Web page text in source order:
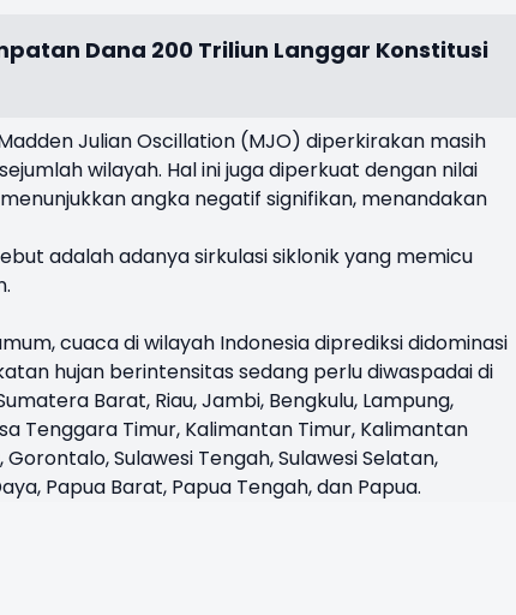
Dana 200 Triliun Langgar Konstitusi
Julian Oscillation (MJO) diperkirakan masih
wilayah. Hal ini juga diperkuat dengan nilai
angka negatif signifikan, menandakan
adalah adanya sirkulasi siklonik yang memicu
cuaca di wilayah Indonesia diprediksi didominasi
hujan berintensitas sedang perlu diwaspadai di
Barat, Riau, Jambi, Bengkulu, Lampung,
Tenggara Timur, Kalimantan Timur, Kalimantan
Sulawesi Tengah, Sulawesi Selatan,
Papua Barat, Papua Tengah, dan Papua.